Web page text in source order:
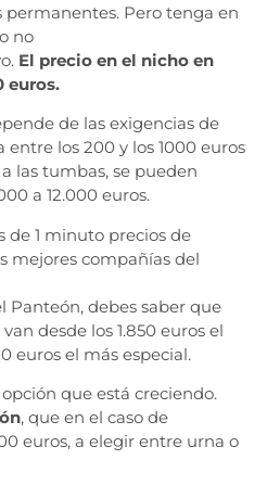
permanentes. Pero tenga en
no
El precio en el nicho en
euros.
de las exigencias de
entre los 200 y los 1000 euros
las tumbas, se pueden
a 12.000 euros.
de 1 minuto precios de
mejores compañías del
Panteón, debes saber que
desde los 1.850 euros el
euros el más especial.
que está creciendo.
, que en el caso de
euros, a elegir entre urna o